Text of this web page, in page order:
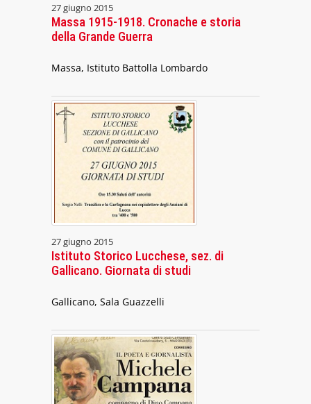
27 giugno 2015
Massa 1915-1918. Cronache e storia
della Grande Guerra
Massa, Istituto Battolla Lombardo
27 giugno 2015
Istituto Storico Lucchese, sez. di
Gallicano. Giornata di studi
Gallicano, Sala Guazzelli